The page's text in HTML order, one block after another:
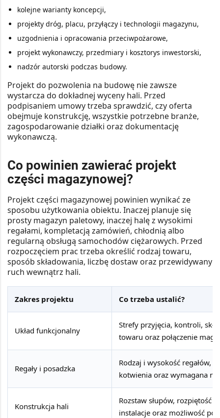
kolejne warianty koncepcji,
projekty dróg, placu, przyłączy i technologii magazynu,
uzgodnienia i opracowania przeciwpożarowe,
projekt wykonawczy, przedmiary i kosztorys inwestorski,
nadzór autorski podczas budowy.
Projekt do pozwolenia na budowę nie zawsze
wystarcza do dokładnej wyceny hali. Przed
podpisaniem umowy trzeba sprawdzić, czy oferta
obejmuje konstrukcję, wszystkie potrzebne branże,
zagospodarowanie działki oraz dokumentację
wykonawczą.
Co powinien zawierać projekt
części magazynowej?
Projekt części magazynowej powinien wynikać ze
sposobu użytkowania obiektu. Inaczej planuje się
prosty magazyn paletowy, inaczej halę z wysokimi
regałami, kompletacją zamówień, chłodnią albo
regularną obsługą samochodów ciężarowych. Przed
rozpoczęciem prac trzeba określić rodzaj towaru,
sposób składowania, liczbę dostaw oraz przewidywany
ruch wewnątrz hali.
Zakres projektu Co trzeba ustalić?
Układ funkcjonalny
Strefy przyjęcia, kontroli,
towaru oraz połączenie
Regały i posadzka
Rodzaj i wysokość regałów,
kotwienia oraz wymagana
Konstrukcja hali
Rozstaw słupów, rozpiętość
instalacje oraz możliwość